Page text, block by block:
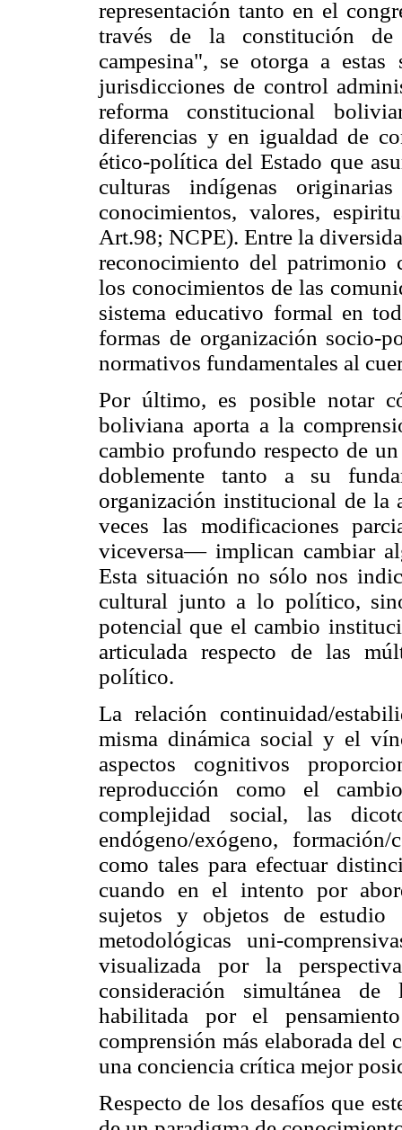
representación tanto en el
través de la constitución
campesina", se otorga a estas
jurisdicciones de control
reforma constitucional
diferencias y en igualdad de
ético-política del Estado que
culturas indígenas
conocimientos, valores,
Art.98; NCPE). Entre la
reconocimiento del
los conocimientos de las
sistema educativo formal en
formas de organización socio-
normativos fundamentales al
Por último, es posible notar
boliviana aporta a la
cambio profundo respecto de
doblemente tanto a su
organización institucional de la
veces las modificaciones
viceversa— implican cambiar
Esta situación no sólo nos
cultural junto a lo político,
potencial que el cambio
articulada respecto de las
político.
La relación continuidad/
misma dinámica social y el
aspectos cognitivos
reproducción como el
complejidad social, las
endógeno/exógeno,
como tales para efectuar
cuando en el intento por
sujetos y objetos de estudio
metodológicas uni-
visualizada por la
consideración simultánea
habilitada por el
comprensión más elaborada
una conciencia crítica mejor
Respecto de los desafíos que